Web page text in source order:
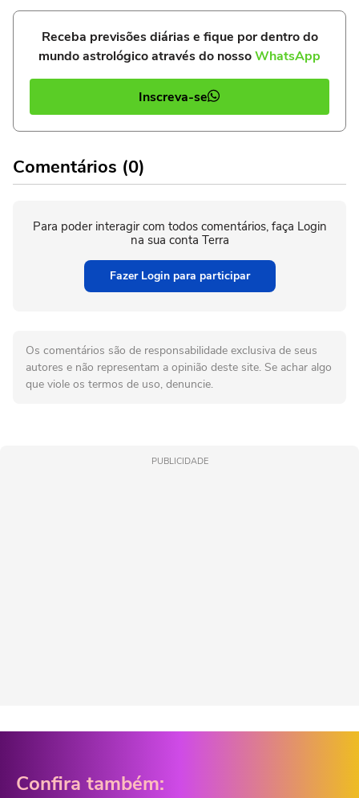
Receba previsões diárias e fique por dentro do
mundo astrológico através do nossoWhatsApp
Inscreva-se
Comentários (0)
Para poder interagir com todos comentários, faça Login
na sua conta Terra
Fazer Login para participar
Os comentários são de responsabilidade exclusiva de seus
autores e não representam a opinião deste site. Se achar algo
que viole os termos de uso, denuncie.
PUBLICIDADE
Confira também: